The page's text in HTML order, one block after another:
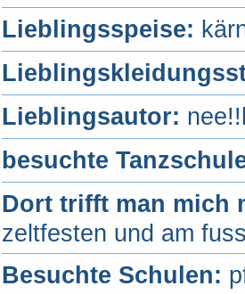
Lieblingsspeise:
Lieblingsautor:
besuchte
Dort trifft man mich
zeltfesten und am
Besuchte Schulen: